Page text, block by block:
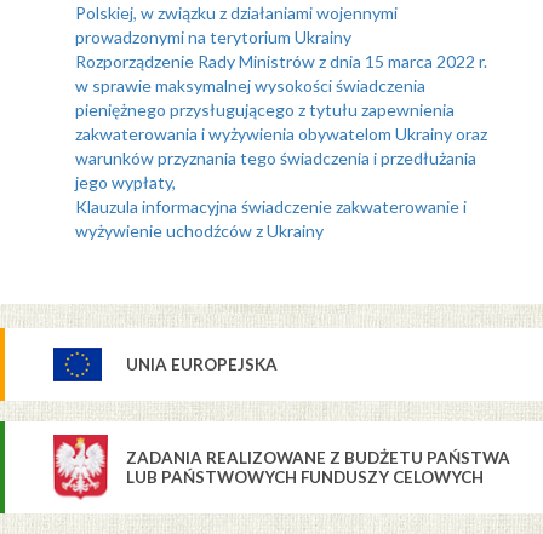
Polskiej, w związku z działaniami wojennymi
prowadzonymi na terytorium Ukrainy
Rozporządzenie Rady Ministrów z dnia 15 marca 2022 r.
w sprawie maksymalnej wysokości świadczenia
pieniężnego przysługującego z tytułu zapewnienia
zakwaterowania i wyżywienia obywatelom Ukrainy oraz
warunków przyznania tego świadczenia i przedłużania
jego wypłaty,
Klauzula informacyjna świadczenie zakwaterowanie i
wyżywienie uchodźców z Ukrainy
UNIA EUROPEJSKA
ZADANIA REALIZOWANE Z BUDŻETU PAŃSTWA
LUB PAŃSTWOWYCH FUNDUSZY CELOWYCH